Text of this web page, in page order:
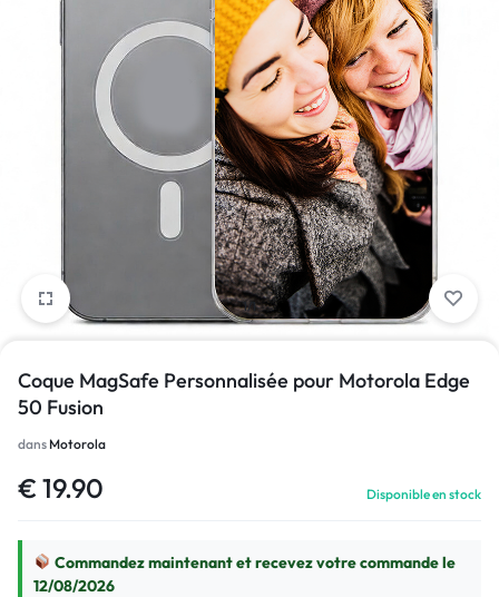
1/1
Coque MagSafe Personnalisée pour Motorola Edge
50 Fusion
dans Motorola
€ 19.90 Disponible en stock
Commandez maintenant et recevez votre commande le
12/08/2026